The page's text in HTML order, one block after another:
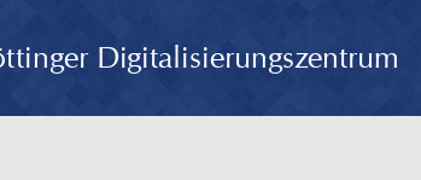
Digitalisierungszentrum